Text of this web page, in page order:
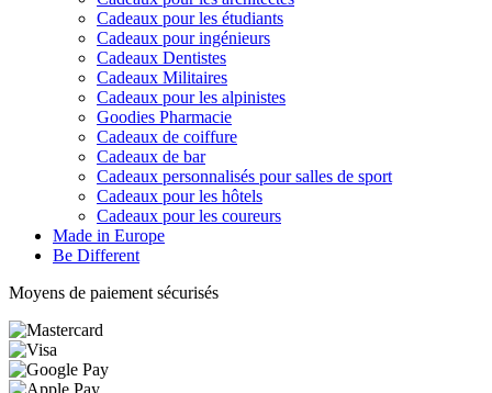
Cadeaux pour les étudiants
Cadeaux pour ingénieurs
Cadeaux Dentistes
Cadeaux Militaires
Cadeaux pour les alpinistes
Goodies Pharmacie
Cadeaux de coiffure
Cadeaux de bar
Cadeaux personnalisés pour salles de sport
Cadeaux pour les hôtels
Cadeaux pour les coureurs
Made in Europe
Be Different
Moyens de paiement sécurisés